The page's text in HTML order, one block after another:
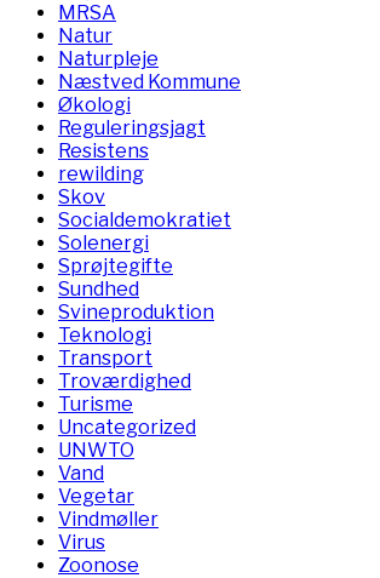
MRSA
Natur
Naturpleje
Næstved Kommune
Økologi
Reguleringsjagt
Resistens
rewilding
Skov
Socialdemokratiet
Solenergi
Sprøjtegifte
Sundhed
Svineproduktion
Teknologi
Transport
Troværdighed
Turisme
Uncategorized
UNWTO
Vand
Vegetar
Vindmøller
Virus
Zoonose